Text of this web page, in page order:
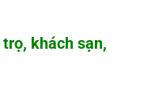
khách sạn,